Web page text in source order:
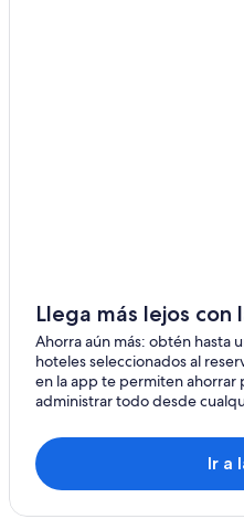
Llega más lejos con
Ahorra aún más: obtén hasta
hoteles seleccionados al
en la app te permiten ahorrar
administrar todo desde
Ir a